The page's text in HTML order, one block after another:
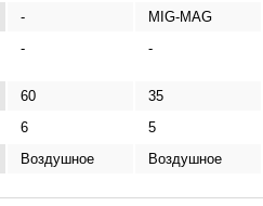
- MIG-MAG
- -
60 35
6 5
Воздушное Воздушное